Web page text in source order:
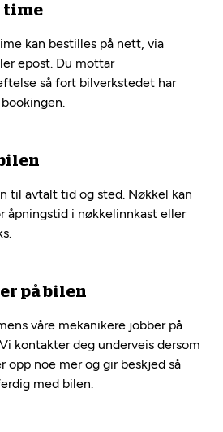
time
kan bestilles på nett, via
epost. Du mottar
så fort bilverkstedet har
til avtalt tid og sted. Nøkkel kan
åpningstid i nøkkelinnkast eller
på bilen
våre mekanikere jobber på
kontakter deg underveis dersom
opp noe mer og gir beskjed så
med bilen.